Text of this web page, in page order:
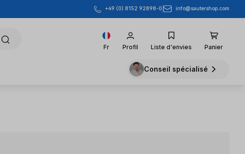
+49 (0) 8152 92898-0 info@sautershop.com
Fr Profil Liste d'envies Panier
Conseil spécialisé